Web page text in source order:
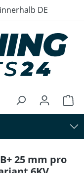
DE
25 mm pro